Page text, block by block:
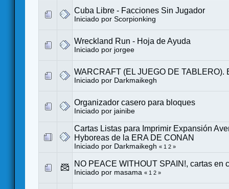
Cuba Libre - Facciones Sin Jugador
Iniciado por Scorpionking
Wreckland Run - Hoja de Ayuda
Iniciado por jorgee
WARCRAFT (EL JUEGO DE TABLERO).
Iniciado por Darkmaikegh
Organizador casero para bloques
Iniciado por jainibe
Cartas Listas para Imprimir Expansión
Hyboreas de la ERA DE CONAN
Iniciado por Darkmaikegh « 1 2 »
NO PEACE WITHOUT SPAIN!, cartas en
Iniciado por masama « 1 2 »